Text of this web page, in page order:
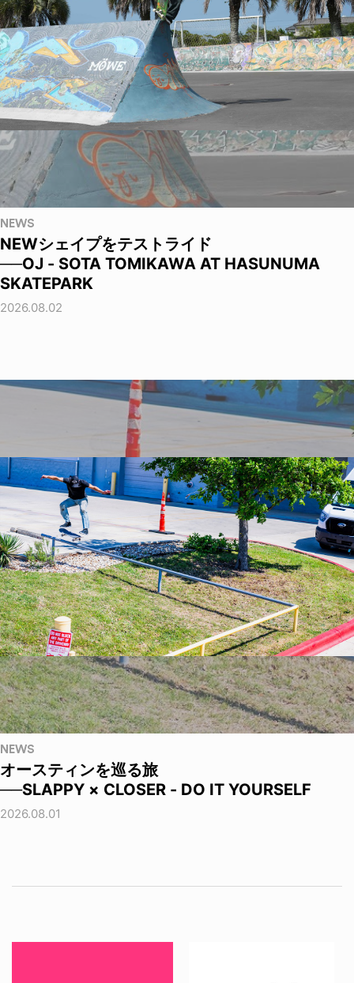
NEWS
NEWシェイプをテストライド
──OJ - SOTA TOMIKAWA AT HASUNUMA
SKATEPARK
2026.08.02
NEWS
オースティンを巡る旅
──SLAPPY × CLOSER - DO IT YOURSELF
2026.08.01